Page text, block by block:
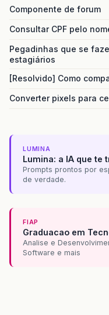
Componente de forum
Consultar CPF pelo
Pegadinhas que se
estagiários
[Resolvido] Como
Converter pixels para
LUMINA
Lumina: a IA que te
Prompts prontos por
de verdade.
FIAP
Graduacao em
Analise e
Software e mais